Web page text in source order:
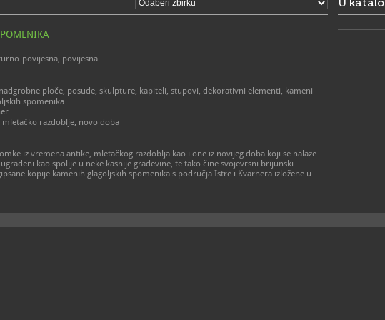
https://
brijuni.hr/
povijesna, povijesna
ploče, posude, skulpture, kapiteli, stupovi, dekorativni elementi, kameni
spomenika
mletačko razdoblje, novo doba
iz vremena antike, mletačkog razdoblja kao i one iz novijeg doba koji se nalaze
kao spolije u neke kasnije građevine, te tako čine svojevrsni brijunski
kopije kamenih glagoljskih spomenika s područja Istre i Kvarnera izložene u